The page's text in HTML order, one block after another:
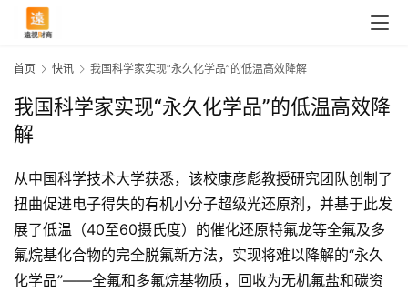
首页 快讯 我国科学家实现“永久化学品”的低温高效降解
我国科学家实现“永久化学品”的低温高效降
解
从中国科学技术大学获悉，该校康彦彪教授研究团队创制了
扭曲促进电子得失的有机小分子超级光还原剂，并基于此发
展了低温（40至60摄氏度）的催化还原特氟龙等全氟及多
氟烷基化合物的完全脱氟新方法，实现将难以降解的“永久
化学品”——全氟和多氟烷基物质，回收为无机氟盐和碳资